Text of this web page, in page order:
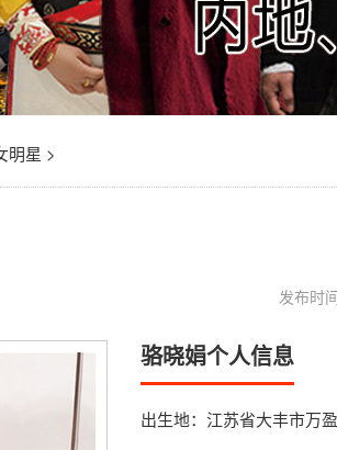
明星 >
发布时
骆晓娟个人信息
出生地：江苏省大丰市万